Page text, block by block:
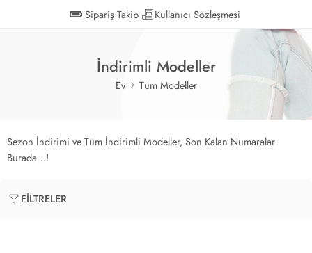
Sipariş Takip Kullanıcı Sözleşmesi
İndirimli Modeller
Ev Tüm Modeller
Sezon İndirimi ve Tüm İndirimli Modeller, Son Kalan Numaralar
Burada…!
FILTRELER